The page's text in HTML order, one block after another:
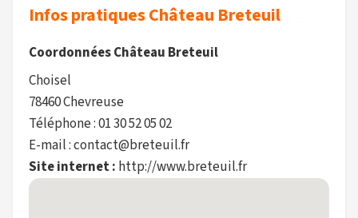
Infos pratiques Château Breteuil
Coordonnées Château Breteuil
Choisel
78460 Chevreuse
Téléphone : 01 30 52 05 02
E-mail : contact@breteuil.fr
Site internet : http://www.breteuil.fr